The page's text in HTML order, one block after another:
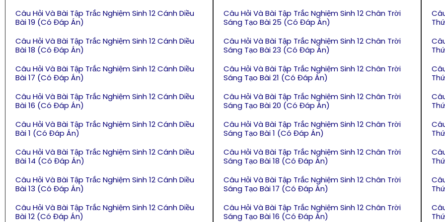
Câu Hỏi Và Bài Tập Trắc Nghiệm Sinh 12 Cánh Diều
Bài 19 (Có Đáp Án)
Câu Hỏi Và Bài Tập Trắc Nghiệm Sinh 12 Cánh Diều
Bài 18 (Có Đáp Án)
Câu Hỏi Và Bài Tập Trắc Nghiệm Sinh 12 Cánh Diều
Bài 17 (Có Đáp Án)
Câu Hỏi Và Bài Tập Trắc Nghiệm Sinh 12 Cánh Diều
Bài 16 (Có Đáp Án)
Câu Hỏi Và Bài Tập Trắc Nghiệm Sinh 12 Cánh Diều
Bài 1 (Có Đáp Án)
Câu Hỏi Và Bài Tập Trắc Nghiệm Sinh 12 Cánh Diều
Bài 14 (Có Đáp Án)
Câu Hỏi Và Bài Tập Trắc Nghiệm Sinh 12 Cánh Diều
Bài 13 (Có Đáp Án)
Câu Hỏi Và Bài Tập Trắc Nghiệm Sinh 12 Cánh Diều
Bài 12 (Có Đáp Án)
Câu Hỏi Và Bài Tập Trắc Nghiệm Sinh 12 Chân Trời
Sáng Tạo Bài 25 (Có Đáp Án)
Câu Hỏi Và Bài Tập Trắc Nghiệm Sinh 12 Chân Trời
Sáng Tạo Bài 23 (Có Đáp Án)
Câu Hỏi Và Bài Tập Trắc Nghiệm Sinh 12 Chân Trời
Sáng Tạo Bài 21 (Có Đáp Án)
Câu Hỏi Và Bài Tập Trắc Nghiệm Sinh 12 Chân Trời
Sáng Tạo Bài 20 (Có Đáp Án)
Câu Hỏi Và Bài Tập Trắc Nghiệm Sinh 12 Chân Trời
Sáng Tạo Bài 1 (Có Đáp Án)
Câu Hỏi Và Bài Tập Trắc Nghiệm Sinh 12 Chân Trời
Sáng Tạo Bài 18 (Có Đáp Án)
Câu Hỏi Và Bài Tập Trắc Nghiệm Sinh 12 Chân Trời
Sáng Tạo Bài 17 (Có Đáp Án)
Câu Hỏi Và Bài Tập Trắc Nghiệm Sinh 12 Chân Trời
Sáng Tạo Bài 16 (Có Đáp Án)